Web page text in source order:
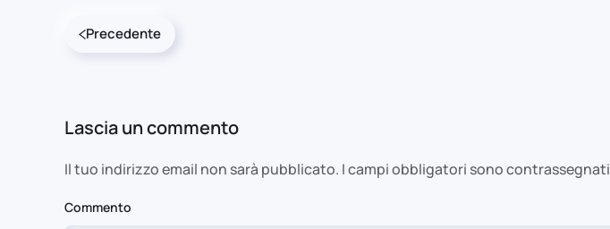
Precedente
Lascia un commento
Il tuo indirizzo email non sarà pubblicato. I campi obbligatori sono contrassegnati
Commento